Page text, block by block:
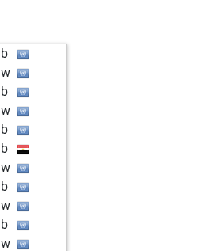
b
w
b
w
b
b
w
b
w
b
w